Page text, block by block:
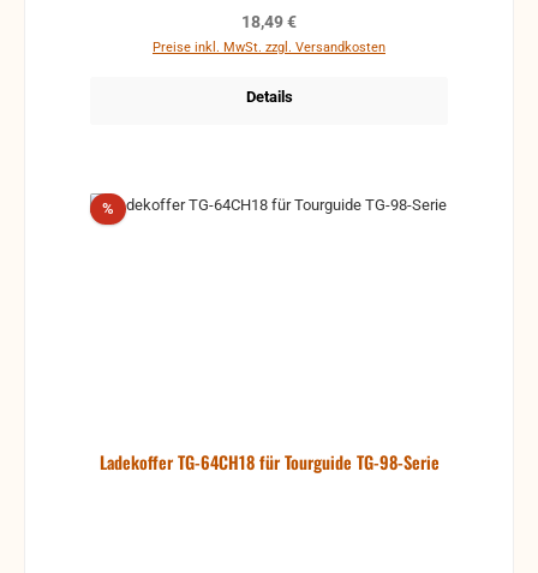
Regulärer Preis:
18,49 €
Preise inkl. MwSt. zzgl. Versandkosten
Details
%Rabatt
Ladekoffer TG-64CH18 für Tourguide TG-98-Serie